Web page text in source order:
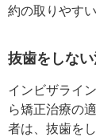
約の取りやす
抜歯をしな
インビザライ
ら矯正治療の
者は、抜歯を